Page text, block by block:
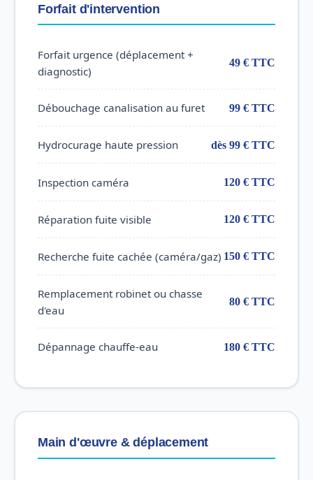
Forfait d'intervention
Forfait urgence (déplacement +
diagnostic)
49 € TTC
Débouchage canalisation au furet 99 € TTC
Hydrocurage haute pression dès 99 € TTC
Inspection caméra 120 € TTC
Réparation fuite visible 120 € TTC
Recherche fuite cachée (caméra/gaz) 150 € TTC
Remplacement robinet ou chasse
d'eau
80 € TTC
Dépannage chauffe-eau 180 € TTC
Main d'œuvre & déplacement